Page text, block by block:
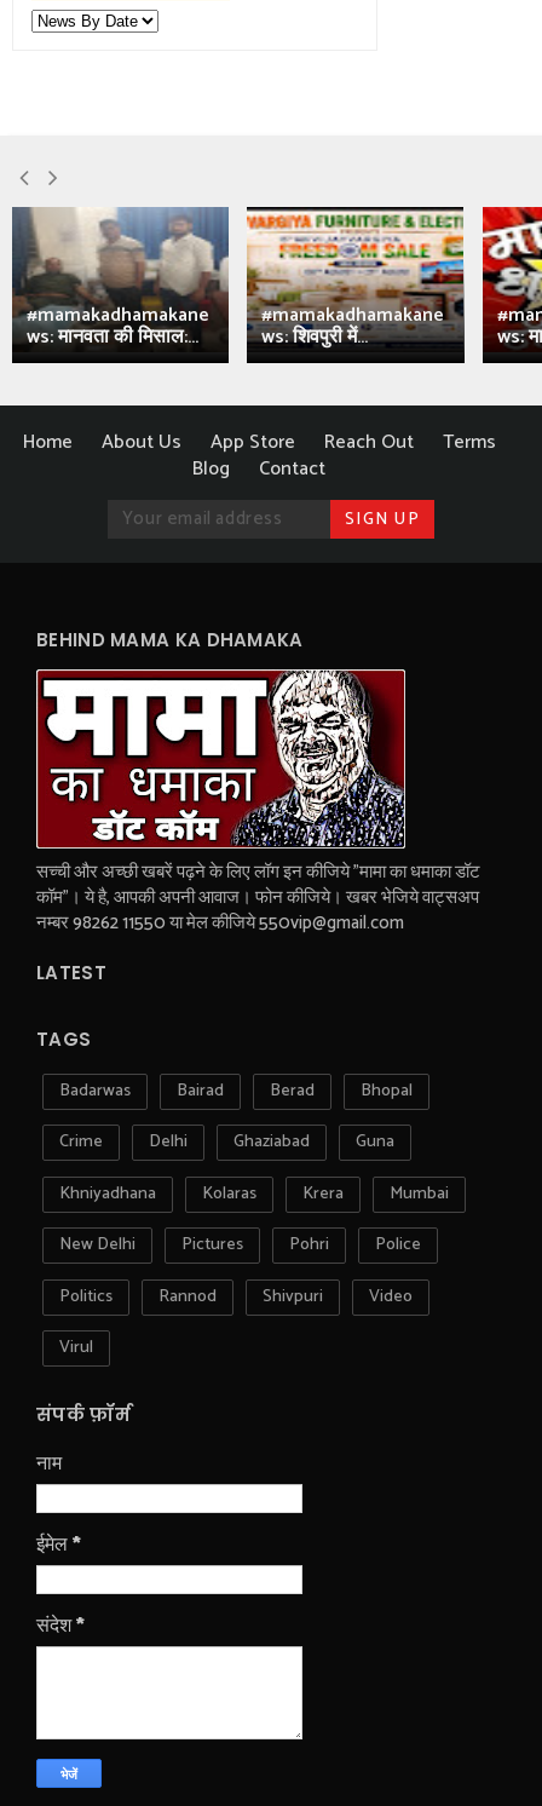
#mamakadhamakane
ws: मानवता की मिसाल:...
#mamakadhamakane
ws: शिवपुरी में... ws:
Home About Us App Store Reach Out
Terms
Blog
Contact
BEHIND MAMA KA DHAMAKA
सच्ची और अच्छी खबरें पढ़ने के लिए लॉग इन कीजिये "मामा का धमाका डॉट
कॉम"। ये है, आपकी अपनी आवाज। फोन कीजिये। खबर भेजिये वाट्सअप
नम्बर 98262 11550 या मेल कीजिये 550vip@gmail.com
LATEST
TAGS
Badarwas Bairad Berad
Bhopal
Crime
Delhi Ghaziabad
Guna
Khniyadhana
Kolaras Krera
Mumbai
New Delhi
Pictures Pohri
Police
Politics
Rannod Shivpuri
Video
Virul
संपर्क फ़ॉर्म
नाम
ईमेल*
संदेश*